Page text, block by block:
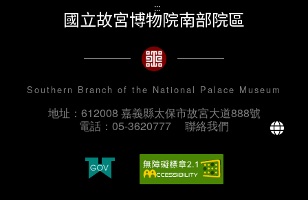
:::
國立故宮博物院南部院區
Southern Branch of the National Palace Museum
地址：612008 嘉義縣太保市故宮大道888號
電話：05-3620777
聯絡我們